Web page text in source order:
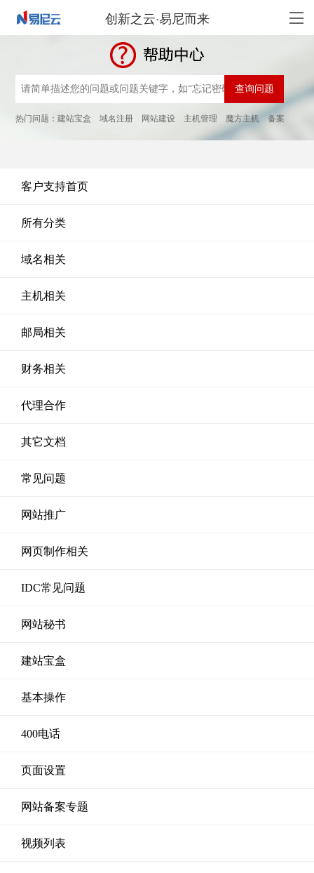
创新之云·易尼而来
热门问题：建站宝盒 域名注册 网站建设 主机管理 魔方主机 备案
客户支持首页
所有分类
域名相关
主机相关
邮局相关
财务相关
代理合作
其它文档
常见问题
网站推广
网页制作相关
IDC常见问题
网站秘书
建站宝盒
基本操作
400电话
页面设置
网站备案专题
视频列表